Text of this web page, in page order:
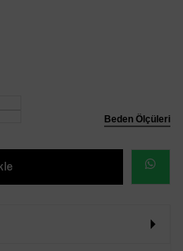
Beden Ölçüleri
SİPARİŞ